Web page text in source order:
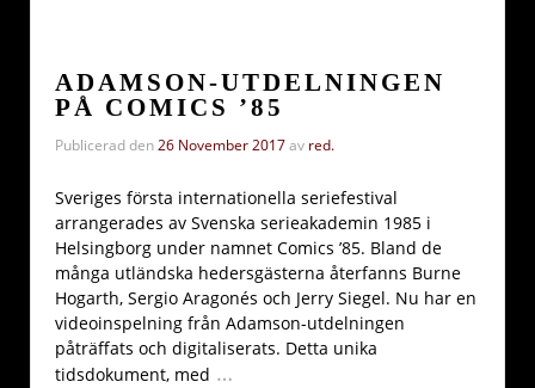
ADAMSON-UTDELNINGEN
PÅ COMICS ’85
Publicerad den26 November 2017av red.
Sveriges första internationella seriefestival
arrangerades av Svenska serieakademin 1985 i
Helsingborg under namnet Comics ’85. Bland de
många utländska hedersgästerna återfanns Burne
Hogarth, Sergio Aragonés och Jerry Siegel. Nu har en
videoinspelning från Adamson-utdelningen
påträffats och digitaliserats. Detta unika
tidsdokument, med …